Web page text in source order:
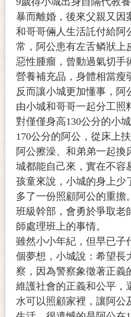
暴而離婚，後來父親又因
和哥哥倆人生活託付給阿
常，阿公患有左舌鳞狀上
惡性腫瘤，曾動過氣切手
營養補充品，身體相當瘦
反而讓小城更加懂事，阿
由小城和哥哥一起分工照
對僅僅身高130公分的小
170公分的阿公，從床上
阿公擦澡、和弟弟一起換
城都能自己來，實在不容
孩童來說，小城的身上少
多了一份照顧阿公的重擔
班級幹部，會勇於爭取老
師處理班上的事情。
雖然小小年紀，但早已子
個夢想，小城說：希望長
察，因為警察象徵著正義
維護社會的正義和公平，
水可以照顧家裡，讓阿公